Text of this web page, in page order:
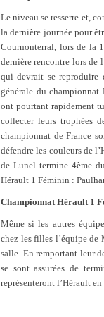
Le niveau se resserre et,
la dernière journée pour
Cournonterral, lors de la
dernière rencontre lors de
qui devrait se reproduire
générale du championnat
ont pourtant rapidement
collecter leurs trophées
championnat de France
défendre les couleurs de
de Lunel termine 4ème
Hérault 1 Féminin :
Championnat Hérault 1
Même si les autres
chez les filles l’équipe de
salle. En remportant leur
se sont assurées de
représenteront l’Hérault